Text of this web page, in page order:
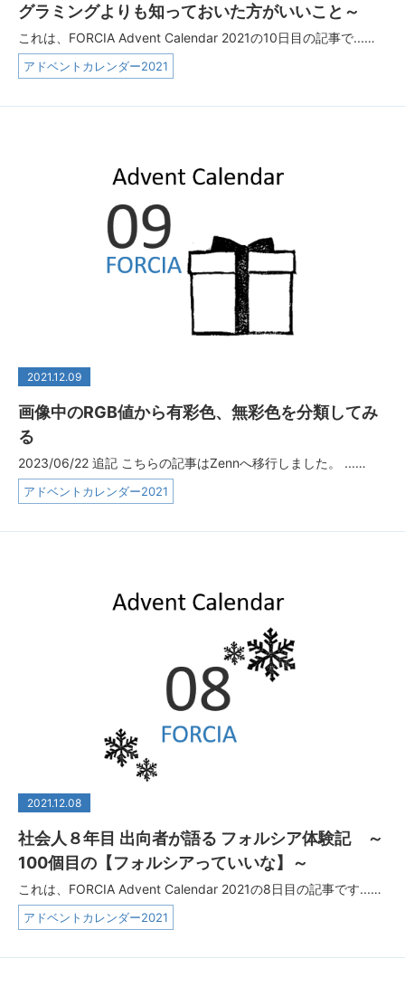
グラミングよりも知っておいた方がいいこと～
これは、FORCIA Advent Calendar 2021の10日目の記事で...…
アドベントカレンダー2021
2021.12.09
画像中のRGB値から有彩色、無彩色を分類してみ
る
2023/06/22 追記 こちらの記事はZennへ移行しました。 ...…
アドベントカレンダー2021
2021.12.08
社会人８年目 出向者が語る フォルシア体験記 ～
100個目の【フォルシアっていいな】～
これは、FORCIA Advent Calendar 2021の8日目の記事です...…
アドベントカレンダー2021